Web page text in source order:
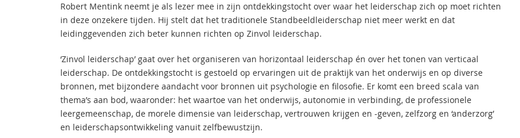
Robert Mentink neemt je als lezer mee in zijn ontdekkingstocht over waar het leiderschap zich op moet richten
in deze onzekere tijden. Hij stelt dat het traditionele Standbeeldleiderschap niet meer werkt en dat
leidinggevenden zich beter kunnen richten op Zinvol leiderschap.
‘Zinvol leiderschap’ gaat over het organiseren van horizontaal leiderschap én over het tonen van verticaal
leiderschap. De ontdekkingstocht is gestoeld op ervaringen uit de praktijk van het onderwijs en op diverse
bronnen, met bijzondere aandacht voor bronnen uit psychologie en filosofie. Er komt een breed scala van
thema’s aan bod, waaronder: het waartoe van het onderwijs, autonomie in verbinding, de professionele
leergemeenschap, de morele dimensie van leiderschap, vertrouwen krijgen en -geven, zelfzorg en ‘anderzorg’
en leiderschapsontwikkeling vanuit zelfbewustzijn.